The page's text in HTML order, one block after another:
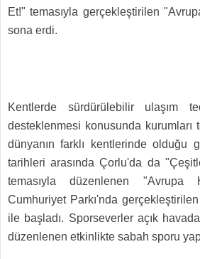
Et!" temasıyla gerçekleştirilen
sona erdi.
Kentlerde sürdürülebilir ulaşım
desteklenmesi konusunda kurumları
dünyanın farklı kentlerinde olduğu
tarihleri arasında Çorlu'da da
temasıyla düzenlenen "Avrupa
Cumhuriyet Parkı'nda
ile başladı. Sporseverler açık
düzenlenen etkinlikte sabah sporu